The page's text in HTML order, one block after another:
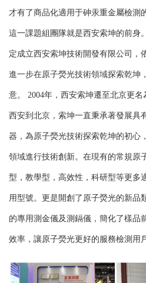
才有了商品化適用于砷汞重金屬檢測
這一課題組團隊就是西安索坤的前身
定成立西安索坤技術開發有限公司，
進一步在原子熒光技術領域探索乾坤
意。 2004年，西安索坤遷至北京更
西安到北京，索坤一直秉承著發展具
器，為原子熒光技術探索乾坤的初心
領域進行技術創新。在現有的常規原
型，教學型，高效性，科研型等更多
用型號。更是開創了原子熒光的新品
的專用測金儀及測鎘儀，簡化了樣品
效率，讓原子熒光更好的服務檢測用